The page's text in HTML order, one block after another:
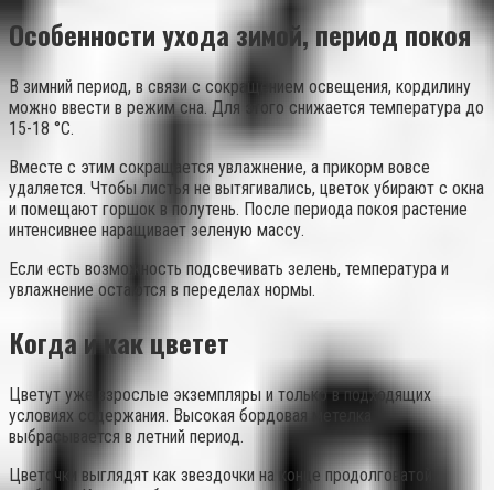
Особенности ухода зимой, период покоя
В зимний период, в связи с сокращением освещения, кордилину
можно ввести в режим сна. Для этого снижается температура до
15-18 °С.
Вместе с этим сокращается увлажнение, а прикорм вовсе
удаляется. Чтобы листья не вытягивались, цветок убирают с окна
и помещают горшок в полутень. После периода покоя растение
интенсивнее наращивает зеленую массу.
Если есть возможность подсвечивать зелень, температура и
увлажнение остаются в переделах нормы.
Когда и как цветет
Цветут уже взрослые экземпляры и только в подходящих
условиях содержания. Высокая бордовая метелка
выбрасывается в летний период.
Цветочки выглядят как звездочки на конце продолговатой